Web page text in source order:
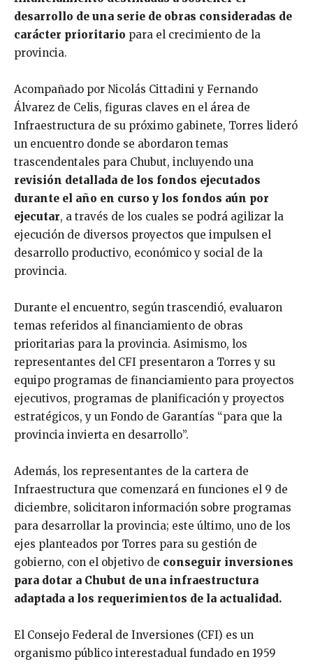
desarrollo de una serie de obras consideradas de
carácter prioritario para el crecimiento de la
provincia.
Acompañado por Nicolás Cittadini y Fernando
Álvarez de Celis, figuras claves en el área de
Infraestructura de su próximo gabinete, Torres lideró
un encuentro donde se abordaron temas
trascendentales para Chubut, incluyendo una
revisión detallada de los fondos ejecutados
durante el año en curso y los fondos aún por
ejecutar, a través de los cuales se podrá agilizar la
ejecución de diversos proyectos que impulsen el
desarrollo productivo, económico y social de la
provincia.
Durante el encuentro, según trascendió, evaluaron
temas referidos al financiamiento de obras
prioritarias para la provincia. Asimismo, los
representantes del CFI presentaron a Torres y su
equipo programas de financiamiento para proyectos
ejecutivos, programas de planificación y proyectos
estratégicos, y un Fondo de Garantías “para que la
provincia invierta en desarrollo”.
Además, los representantes de la cartera de
Infraestructura que comenzará en funciones el 9 de
diciembre, solicitaron información sobre programas
para desarrollar la provincia; este último, uno de los
ejes planteados por Torres para su gestión de
gobierno, con el objetivo de conseguir inversiones
para dotar a Chubut de una infraestructura
adaptada a los requerimientos de la actualidad.
El Consejo Federal de Inversiones (CFI) es un
organismo público interestadual fundado en 1959